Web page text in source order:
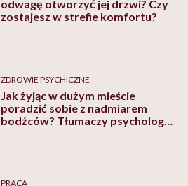
odwagę otworzyć jej drzwi? Czy
zostajesz w strefie komfortu?
ZDROWIE PSYCHICZNE
Jak żyjąc w dużym mieście
poradzić sobie z nadmiarem
bodźców? Tłumaczy psycholog
PRACA